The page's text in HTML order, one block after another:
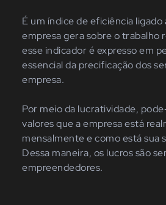
É um índice de eficiência ligado
empresa gera sobre o trabalho
esse indicador é expresso em
essencial da precificação dos
empresa.
Por meio da lucratividade,
valores que a empresa está
mensalmente e como está sua
Dessa maneira, os lucros são
empreendedores.